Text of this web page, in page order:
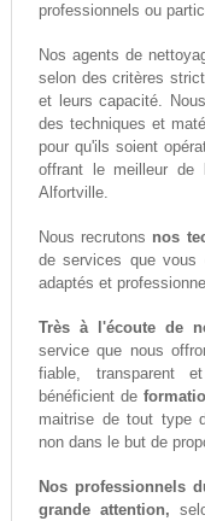
professionnels ou
Nos agents de
selon des critères
et leurs capacité.
des techniques et
pour qu'ils soient
offrant le meilleur de
Alfortville.
Nous recrutons nos
de services que vous
adaptés et
Très à l'écoute de
service que nous
fiable, transparent
bénéficient de
maitrise de tout type
non dans le but de
Nos professionnels
grande attention,